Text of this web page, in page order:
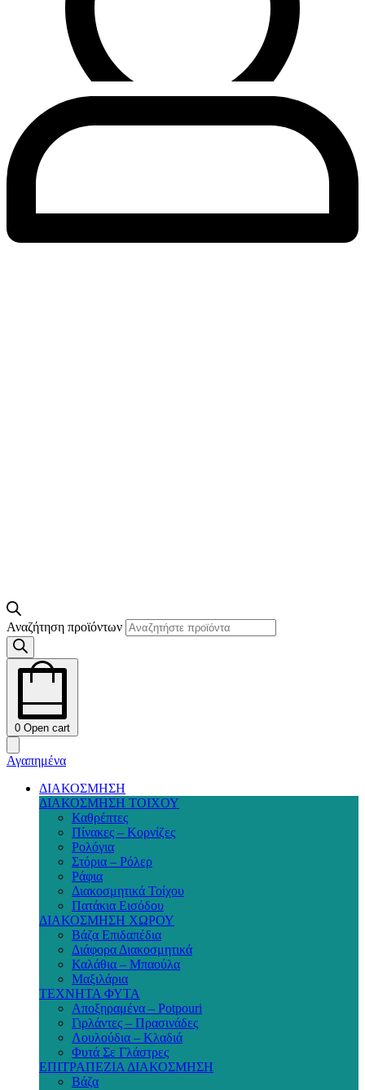
Αναζήτηση προϊόντων
0 Open cart
Αγαπημένα
ΔΙΑΚΟΣΜΗΣΗ
ΔΙΑΚΟΣΜΗΣΗ ΤΟΙΧΟΥ
Καθρέπτες
Πίνακες – Κορνίζες
Ρολόγια
Στόρια – Ρόλερ
Ράφια
Διακοσμητικά Τοίχου
Πατάκια Εισόδου
ΔΙΑΚΟΣΜΗΣΗ ΧΩΡΟΥ
Βάζα Επιδαπέδια
Διάφορα Διακοσμητικά
Καλάθια – Μπαούλα
Μαξιλάρια
ΤΕΧΝΗΤΑ ΦΥΤΑ
Αποξηραμένα – Potpouri
Γιρλάντες – Πρασινάδες
Λουλούδια – Κλαδιά
Φυτά Σε Γλάστρες
ΕΠΙΤΡΑΠΕΖΙΑ ΔΙΑΚΟΣΜΗΣΗ
Βάζα